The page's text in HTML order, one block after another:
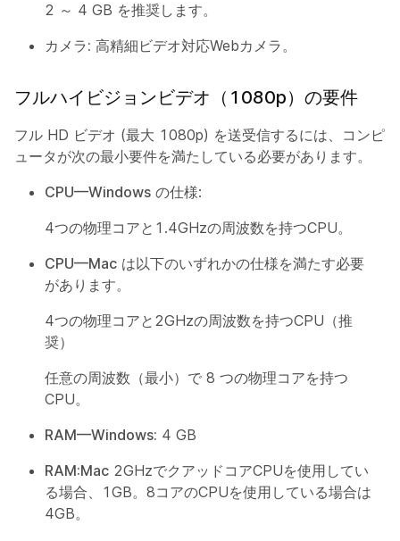
2 ～ 4 GB を推奨します。
カメラ: 高精細ビデオ対応Webカメラ。
フルハイビジョンビデオ（1080p）の要件
フル HD ビデオ (最大 1080p) を送受信するには、コンピ
ュータが次の最小要件を満たしている必要があります。
CPU—Windows の仕様:
4つの物理コアと1.4GHzの周波数を持つCPU。
CPU—Mac は以下のいずれかの仕様を満たす必要
があります。
4つの物理コアと2GHzの周波数を持つCPU（推
奨）
任意の周波数（最小）で 8 つの物理コアを持つ
CPU。
RAM—Windows: 4 GB
RAM:Mac 2GHzでクアッドコアCPUを使用してい
る場合、1GB。8コアのCPUを使用している場合は
4GB。